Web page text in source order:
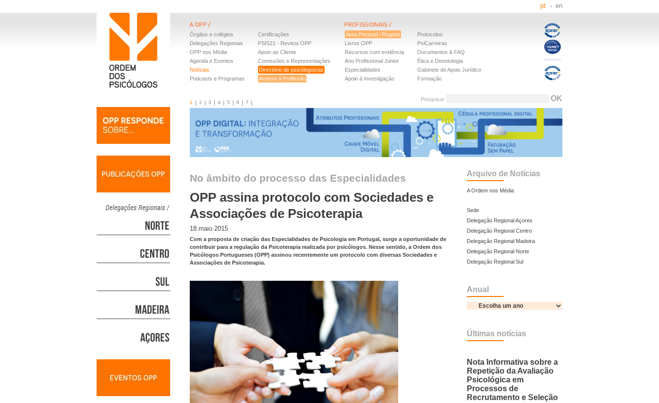
pt en
Órgãos e colégios
Delegações Regionais
OPP nos Média
Agenda e Eventos
Notícias
Podcasts e Programas
Certificações
PSIS21 - Revista OPP
Apoio ao Cliente
Comissões e Representações
Directório de psicólogos/as
Acesso à Profissão
Área Pessoal / Registo
Livros OPP
Recursos com evidência
Ano Profissional Júnior
Especialidades
Apoio à Investigação
Protocolos
PsiCarreiras
Documentos & FAQ
Ética e Deontologia
Gabinete de Apoio Jurídico
Formação
Pesquisar
1 2 3 4 5 6 7
No âmbito do processo das Especialidades
OPP assina protocolo com Sociedades e
Associações de Psicoterapia
18.maio.2015
Com a proposta de criação das Especialidades de Psicologia em Portugal, surge a oportunidade de
contribuir para a regulação da Psicoterapia realizada por psicólogos. Nesse sentido, a Ordem dos
Psicólogos Portugueses (OPP) assinou recentemente um protocolo com diversas Sociedades e
Associações de Psicoterapia.
Arquivo de Notícias
A Ordem nos Média
Sede
Delegação Regional Açores
Delegação Regional Centro
Delegação Regional Madeira
Delegação Regional Norte
Delegação Regional Sul
Anual
Últimas notícias
Nota Informativa sobre a
Repetição da Avaliação
Psicológica em
Processos de
Recrutamento e Seleção